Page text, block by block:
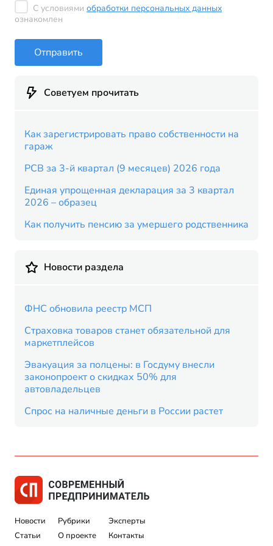
С условиями обработки персональных данных
ознакомлен
Отправить
Советуем прочитать
Как зарегистрировать право собственности на
гараж
РСВ за 3-й квартал (9 месяцев) 2026 года
Единая упрощенная декларация за 3 квартал
2026 – образец
Как получить пенсию за умершего родственника
Новости раздела
ФНС обновила реестр МСП
Страховка товаров станет обязательной для
маркетплейсов
Эвакуация за полцены: в Госдуму внесли
законопроект о скидках 50% для
автовладельцев
Спрос на наличные деньги в России растет
Новости
Статьи
Рубрики
О проекте
Эксперты
Контакты